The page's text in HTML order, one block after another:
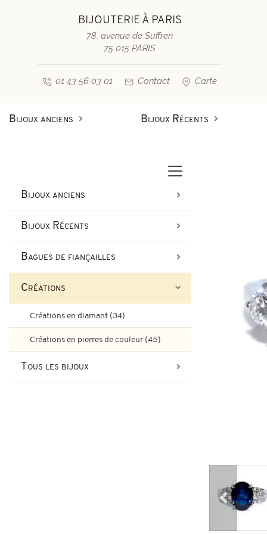
BIJOUTERIE À PARIS
78, avenue de Suffren
75 015 PARIS
01 43 56 03 01 Contact Carte
Bijoux anciens
Boucles d'oreilles anciennes
Bijoux Art-Déco
Bagues Art-Déco
Bijoux Récents
Bagues vintage & d'occasion
Boucles d'oreilles vintage &
Broches et autres bijoux
Bagues de fiançailles diamant
Bagues de fiançailles rubis
Bagues de fiançailles émeraude
Bijoux anciens
Bijoux Récents
Bagues de fiançailles
Créations
Créations en diamant (34)
Créations en pierres de couleur (45)
Tous les bijoux
Précédent